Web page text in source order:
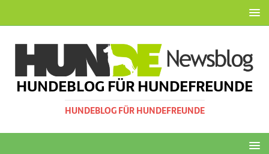
HUNDEBLOG FÜR HUNDEFREUNDE
HUNDEBLOG FÜR HUNDEFREUNDE